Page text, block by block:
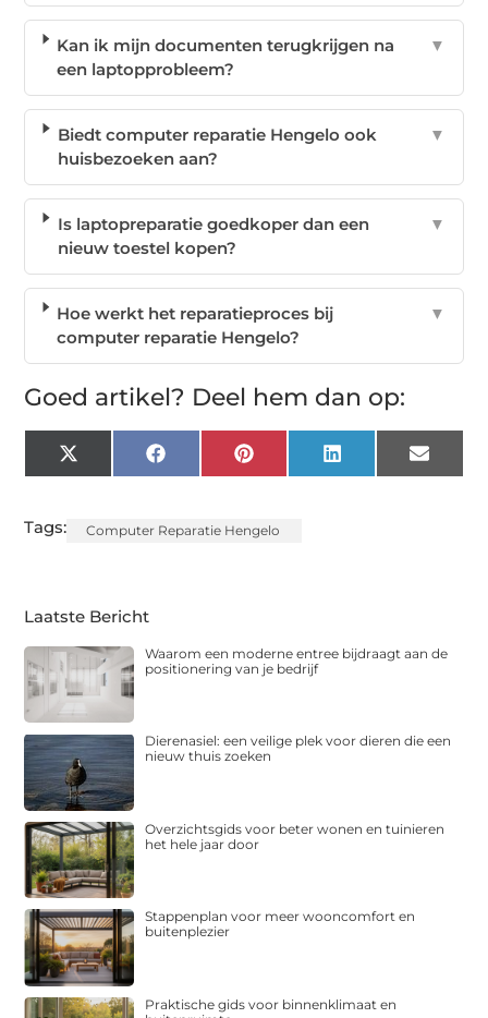
Kan ik mijn documenten terugkrijgen na
een laptopprobleem?
▼
Biedt computer reparatie Hengelo ook
huisbezoeken aan?
▼
Is laptopreparatie goedkoper dan een
nieuw toestel kopen?
▼
Hoe werkt het reparatieproces bij
computer reparatie Hengelo?
▼
Goed artikel? Deel hem dan op:
X
(Twitter)
FacebookPinterest LinkedIn Email
Tags: Computer Reparatie Hengelo
Laatste Bericht
Waarom een moderne entree bijdraagt aan de
positionering van je bedrijf
Dierenasiel: een veilige plek voor dieren die een
nieuw thuis zoeken
Overzichtsgids voor beter wonen en tuinieren
het hele jaar door
Stappenplan voor meer wooncomfort en
buitenplezier
Praktische gids voor binnenklimaat en